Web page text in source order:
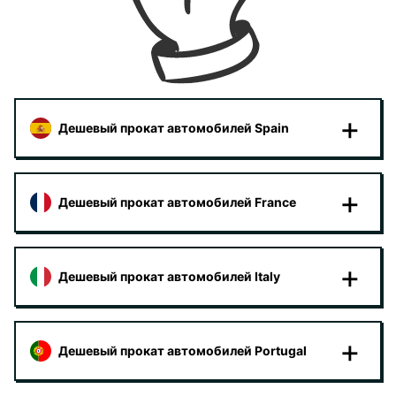
Дешевый прокат автомобилей Spain
Дешевый прокат автомобилей France
Дешевый прокат автомобилей Italy
Дешевый прокат автомобилей Portugal